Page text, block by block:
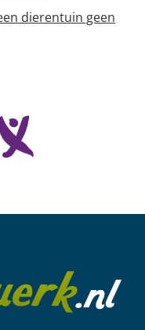
dierentuin geen